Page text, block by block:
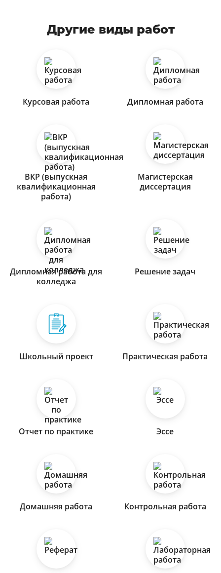
Другие виды работ
Курсовая работа Дипломная работа
ВКР (выпускная
квалификационная
работа)
Магистерская
диссертация
Дипломная работа для
колледжа
Решение задач
Школьный проект Практическая работа
Отчет по практике Эссе
Домашняя работа Контрольная работа